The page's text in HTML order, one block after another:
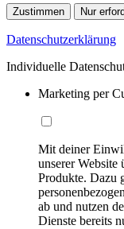
Zustimmen Nur
Datenschutzerklärung
Individuelle
Marketing per
Mit deiner
unserer Website
Produkte. Dazu
ab und nutzen
Dienste bereits